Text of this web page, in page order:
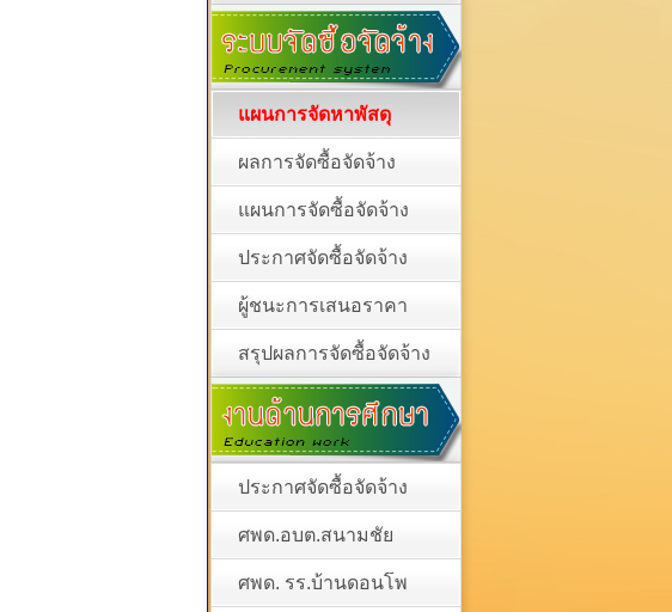
แผนการจัดหาพัสดุ
ผลการจัดซื้อจัดจ้าง
แผนการจัดซื้อจัดจ้าง
ประกาศจัดซื้อจัดจ้าง
ผู้ชนะการเสนอราคา
สรุปผลการจัดซื้อจัดจ้าง
ประกาศจัดซื้อจัดจ้าง
ศพด.อบต.สนามชัย
ศพด. รร.บ้านดอนโพ